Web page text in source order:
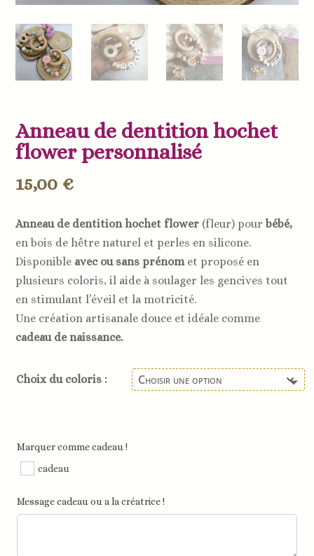
Anneau de dentition hochet
flower personnalisé
15,00 €
Anneau de dentition hochet flower (fleur) pourbébé,
en bois de hêtre naturel et perles en silicone.
Disponible avec ou sans prénom et proposé en
plusieurs coloris, il aide à soulager les gencives tout
en stimulant l’éveil et la motricité.
Une création artisanale douce et idéale comme
cadeau de naissance.
Choix du coloris :
Marquer comme cadeau !
cadeau
Message cadeau ou a la créatrice !